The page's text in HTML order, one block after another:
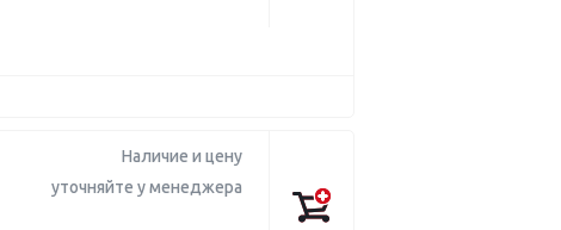
Наличие и цену
уточняйте у менеджера